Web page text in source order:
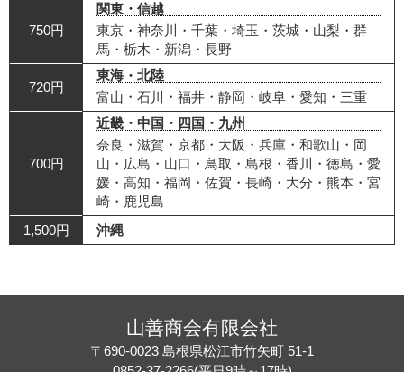
750円
関東・信越
東京・神奈川・千葉・埼玉・茨城・山梨・群
馬・栃木・新潟・長野
720円
東海・北陸
富山・石川・福井・静岡・岐阜・愛知・三重
700円
近畿・中国・四国・九州
奈良・滋賀・京都・大阪・兵庫・和歌山・岡
山・広島・山口・鳥取・島根・香川・徳島・愛
媛・高知・福岡・佐賀・長崎・大分・熊本・宮
崎・鹿児島
1,500円
沖縄
山善商会有限会社
〒690-0023 島根県松江市竹矢町 51-1